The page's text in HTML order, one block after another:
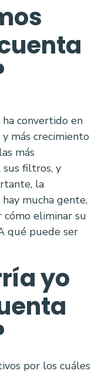
convertido en
más crecimiento
más
sus filtros, y
la
mucha gente,
cómo eliminar su
qué puede ser
yo
por los cuáles